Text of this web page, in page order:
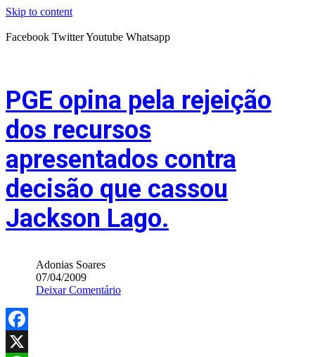
Skip to content
Facebook TwitterYoutube Whatsapp
PGE opina pela rejeição
dos recursos
apresentados contra
decisão que cassou
Jackson Lago.
Adonias Soares
07/04/2009
Deixar Comentário
Facebook